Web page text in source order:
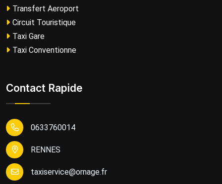
Transfert Aeroport
Circuit Touristique
Taxi Gare
Taxi Conventionne
Contact Rapide
0633760014
RENNES
taxiservice@ornage.fr